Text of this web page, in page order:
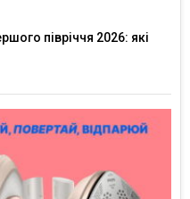
півріччя 2026: які